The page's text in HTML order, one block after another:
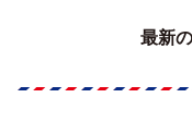
最新